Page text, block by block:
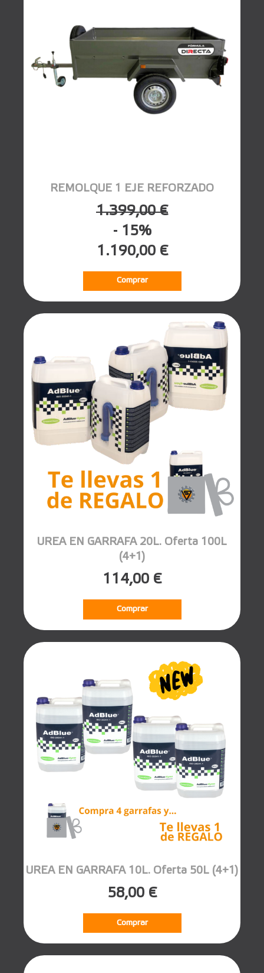
REMOLQUE 1 EJE REFORZADO
1.399,00 €
- 15%
1.190,00 €
Comprar
UREA EN GARRAFA 20L. Oferta 100L
(4+1)
114,00 €
Comprar
UREA EN GARRAFA 10L. Oferta 50L (4+1)
58,00 €
Comprar